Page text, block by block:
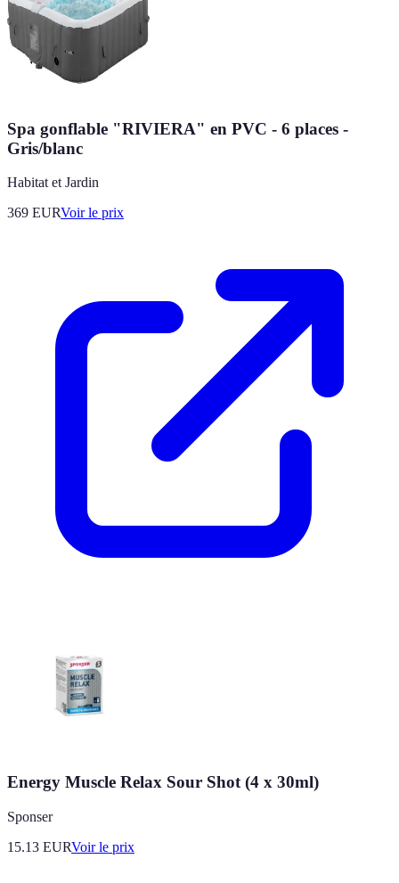
Spa gonflable "RIVIERA" en PVC - 6 places -
Gris/blanc
Habitat et Jardin
369 EURVoir le prix
Energy Muscle Relax Sour Shot (4 x 30ml)
Sponser
15.13 EURVoir le prix